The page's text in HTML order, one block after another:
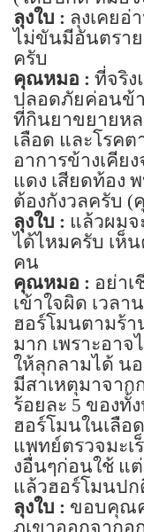
ลุงใบ : ลุงเคยอ่
ไม่ขันมีอันตราย
ครับ
คุณหมอ : ที่จริ
ปลอดภัยค่อนข้
ที่กินยาขยายหล
เลือด และโรค
อาการข้างเคีย
แดง เสียดท้อง
ต้องกังวลครับ (
ลุงใบ : แล้วผมจ
ได้ไหมครับ เห็
คน
คุณหมอ : อย่า
เข้าใจผิด เวล
ฮอร์โมนตามร้
มาก เพราะอา
ให้ลุกลามได้ น
มีสาเหตุมาจาก
ร้อยละ 5 ของทั้
ฮอร์โมนในเลือ
แพทย์ตรวจมะเ
งอื่นๆก่อนใช้ แ
แล้วฮอร์โมนป
ลุงใบ : ขอบคุณ
ภูเขาออกจาก